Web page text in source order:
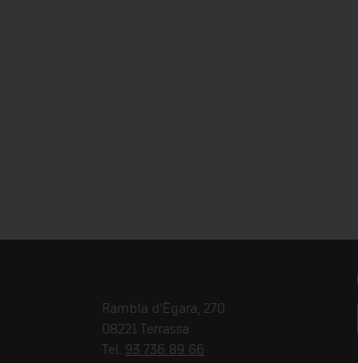
Rambla d'Ègara, 270
08221 Terrassa
Tel. 93 736 89 66